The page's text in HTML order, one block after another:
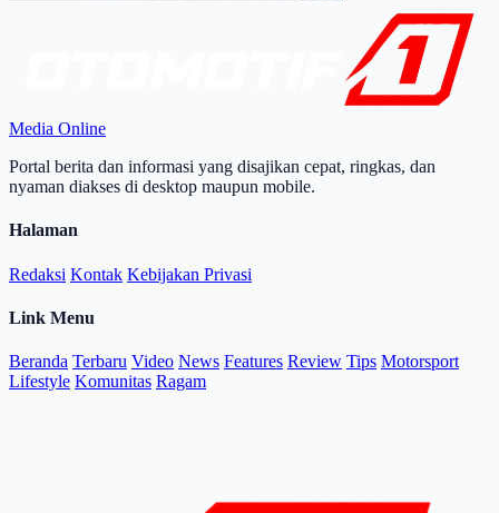
Media Online
Portal berita dan informasi yang disajikan cepat, ringkas, dan
nyaman diakses di desktop maupun mobile.
Halaman
Redaksi Kontak Kebijakan Privasi
Link Menu
Beranda Terbaru Video News Features Review Tips Motorsport
Lifestyle Komunitas Ragam